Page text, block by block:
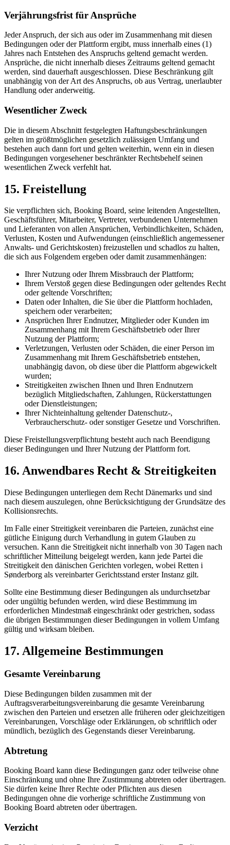
Verjährungsfrist für Ansprüche
Jeder Anspruch, der sich aus oder im Zusammenhang mit diesen
Bedingungen oder der Plattform ergibt, muss innerhalb eines (1)
Jahres nach Entstehen des Anspruchs geltend gemacht werden.
Ansprüche, die nicht innerhalb dieses Zeitraums geltend gemacht
werden, sind dauerhaft ausgeschlossen. Diese Beschränkung gilt
unabhängig von der Art des Anspruchs, ob aus Vertrag, unerlaubter
Handlung oder anderweitig.
Wesentlicher Zweck
Die in diesem Abschnitt festgelegten Haftungsbeschränkungen
gelten im größtmöglichen gesetzlich zulässigen Umfang und
bestehen auch dann fort und gelten weiterhin, wenn ein in diesen
Bedingungen vorgesehener beschränkter Rechtsbehelf seinen
wesentlichen Zweck verfehlt hat.
15. Freistellung
Sie verpflichten sich, Booking Board, seine leitenden Angestellten,
Geschäftsführer, Mitarbeiter, Vertreter, verbundenen Unternehmen
und Lieferanten von allen Ansprüchen, Verbindlichkeiten, Schäden,
Verlusten, Kosten und Aufwendungen (einschließlich angemessener
Anwalts- und Gerichtskosten) freizustellen und schadlos zu halten,
die sich aus Folgendem ergeben oder damit zusammenhängen:
Ihrer Nutzung oder Ihrem Missbrauch der Plattform;
Ihrem Verstoß gegen diese Bedingungen oder geltendes Recht
oder geltende Vorschriften;
Daten oder Inhalten, die Sie über die Plattform hochladen,
speichern oder verarbeiten;
Ansprüchen Ihrer Endnutzer, Mitglieder oder Kunden im
Zusammenhang mit Ihrem Geschäftsbetrieb oder Ihrer
Nutzung der Plattform;
Verletzungen, Verlusten oder Schäden, die einer Person im
Zusammenhang mit Ihrem Geschäftsbetrieb entstehen,
unabhängig davon, ob diese über die Plattform abgewickelt
wurden;
Streitigkeiten zwischen Ihnen und Ihren Endnutzern
bezüglich Mitgliedschaften, Zahlungen, Rückerstattungen
oder Dienstleistungen;
Ihrer Nichteinhaltung geltender Datenschutz-,
Verbraucherschutz- oder sonstiger Gesetze und Vorschriften.
Diese Freistellungsverpflichtung besteht auch nach Beendigung
dieser Bedingungen und Ihrer Nutzung der Plattform fort.
16. Anwendbares Recht & Streitigkeiten
Diese Bedingungen unterliegen dem Recht Dänemarks und sind
nach diesem auszulegen, ohne Berücksichtigung der Grundsätze des
Kollisionsrechts.
Im Falle einer Streitigkeit vereinbaren die Parteien, zunächst eine
gütliche Einigung durch Verhandlung in gutem Glauben zu
versuchen. Kann die Streitigkeit nicht innerhalb von 30 Tagen nach
schriftlicher Mitteilung beigelegt werden, kann jede Partei die
Streitigkeit den dänischen Gerichten vorlegen, wobei Retten i
Sønderborg als vereinbarter Gerichtsstand erster Instanz gilt.
Sollte eine Bestimmung dieser Bedingungen als undurchsetzbar
oder ungültig befunden werden, wird diese Bestimmung im
erforderlichen Mindestmaß eingeschränkt oder gestrichen, sodass
die übrigen Bestimmungen dieser Bedingungen in vollem Umfang
gültig und wirksam bleiben.
17. Allgemeine Bestimmungen
Gesamte Vereinbarung
Diese Bedingungen bilden zusammen mit der
Auftragsverarbeitungsvereinbarung die gesamte Vereinbarung
zwischen den Parteien und ersetzen alle früheren oder gleichzeitigen
Vereinbarungen, Vorschläge oder Erklärungen, ob schriftlich oder
mündlich, bezüglich des Gegenstands dieser Vereinbarung.
Abtretung
Booking Board kann diese Bedingungen ganz oder teilweise ohne
Einschränkung und ohne Ihre Zustimmung abtreten oder übertragen.
Sie dürfen keine Ihrer Rechte oder Pflichten aus diesen
Bedingungen ohne die vorherige schriftliche Zustimmung von
Booking Board abtreten oder übertragen.
Verzicht